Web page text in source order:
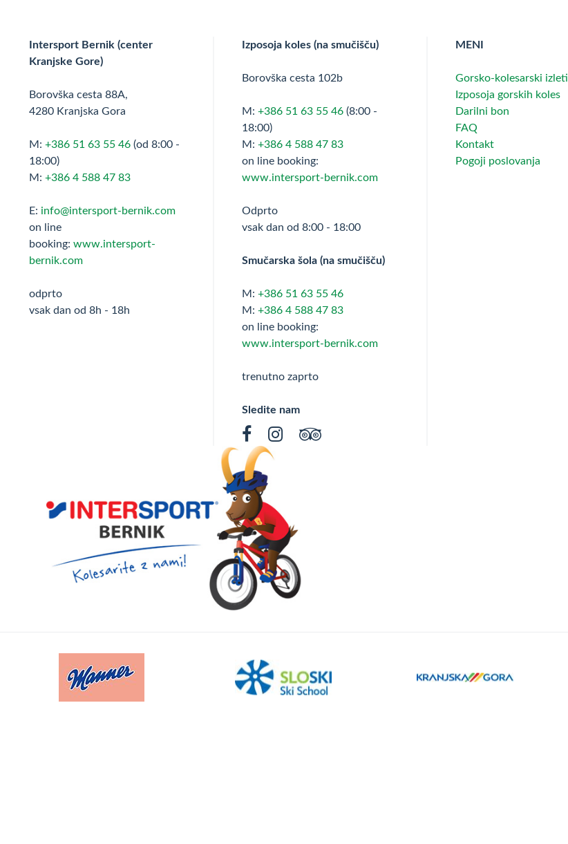
Intersport Bernik (center
Kranjske Gore)
Borovška cesta 88A,
4280 Kranjska Gora
M: +386 51 63 55 46(od 8:00 -
18:00)
M: +386 4 588 47 83
E: info@intersport-bernik.com
on line
booking: www.intersport-
bernik.com
odprto
vsak dan od 8h - 18h
Izposoja koles (na smučišču)
Borovška cesta 102b
M:+386 51 63 55 46 (8:00 -
18:00)
M:+386 4 588 47 83
on line booking:
www.intersport-bernik.com
Odprto
vsak dan od 8:00 - 18:00
Smučarska šola (na smučišču)
M:+386 51 63 55 46
M:+386 4 588 47 83
on line booking:
www.intersport-bernik.com
trenutno zaprto
Sledite nam
MENI
Gorsko-kolesarski izleti
Izposoja gorskih koles
Darilni bon
FAQ
Kontakt
Pogoji poslovanja